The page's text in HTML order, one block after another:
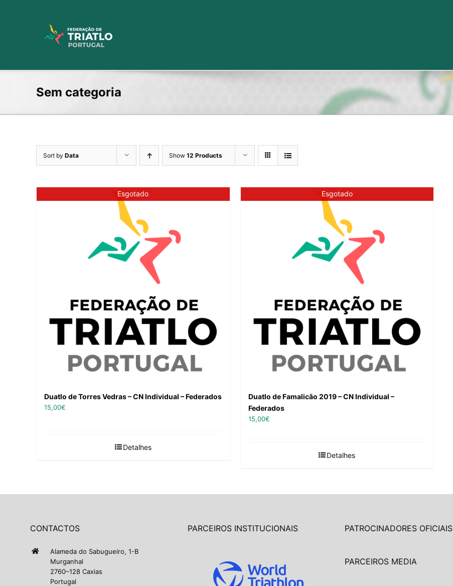
Sem categoria
Sort by Data Show 12 Products
Esgotado
Duatlo de Torres Vedras – CN Individual – Federados
15,00€
Detalhes
Esgotado
Duatlo de Famalicão 2019 – CN Individual –
Federados
15,00€
Detalhes
CONTACTOS
Alameda do Sabugueiro, 1-B
Murganhal
2760–128 Caxias
Portugal
PARCEIROS INSTITUCIONAIS PATROCINADORES OFICIAIS
PARCEIROS MEDIA